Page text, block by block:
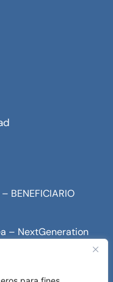
BENEFICIARIO
– NextGeneration